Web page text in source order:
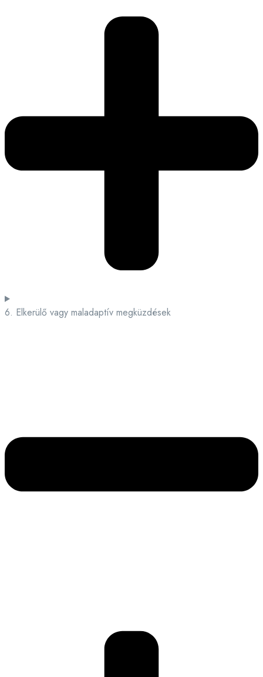
6. Elkerülő vagy maladaptív megküzdések